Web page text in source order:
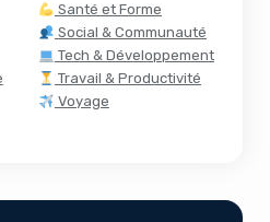
Santé et Forme
Social & Communauté
Tech & Développement
Travail & Productivité
Voyage